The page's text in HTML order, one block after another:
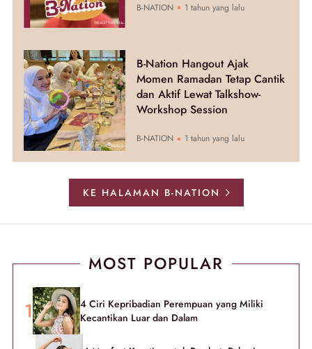
B-NATION 1 tahun yang lalu
B-Nation Hangout Ajak
Momen Ramadan Tetap Cantik
dan Aktif Lewat Talkshow-
Workshop Session
B-NATION 1 tahun yang lalu
KE HALAMAN B-NATION
MOST POPULAR
4 Ciri Kepribadian Perempuan yang Miliki
Kecantikan Luar dan Dalam